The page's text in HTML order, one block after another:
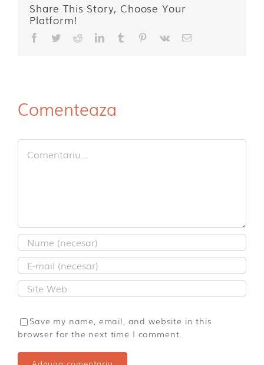
Share This Story, Choose Your
Platform!
Facebook
TwitterRedditLinkedIn
TumblrPinterest
Vk
E-
Comenteaza
Comment
Save my name, email, and website in this
browser for the next time I comment.